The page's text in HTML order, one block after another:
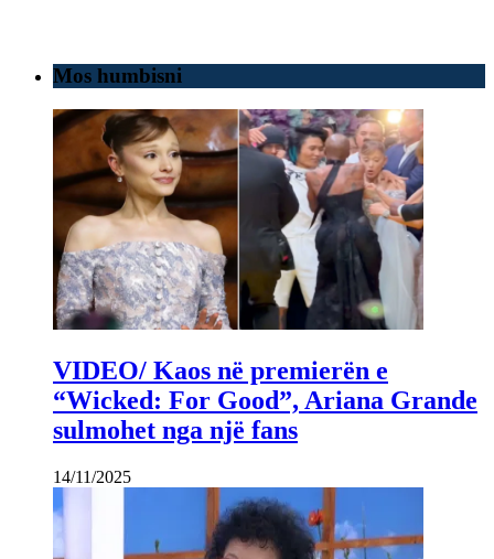
Mos humbisni
VIDEO/ Kaos në premierën e
“Wicked: For Good”, Ariana Grande
sulmohet nga një fans
14/11/2025